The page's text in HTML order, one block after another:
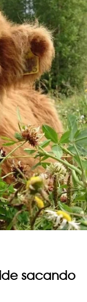
sacando